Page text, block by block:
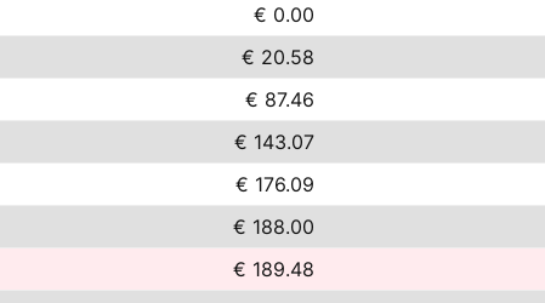
€ 0.00
€ 20.58
€ 87.46
€ 143.07
€ 176.09
€ 188.00
€ 189.48